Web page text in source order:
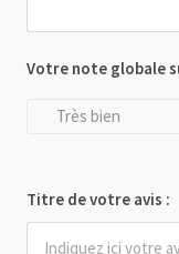
Votre note globale
Très bien
Titre de votre avis :